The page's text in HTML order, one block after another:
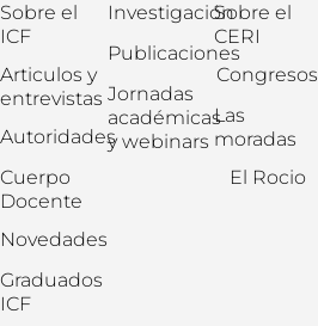
Sobre el
ICF
Articulos y
entrevistas
Autoridades
Cuerpo
Docente
Novedades
Graduados
ICF
Investigación
Publicaciones
Jornadas
académicas
y webinars
Sobre el
CERI
Congresos
Las
moradas
El Rocio